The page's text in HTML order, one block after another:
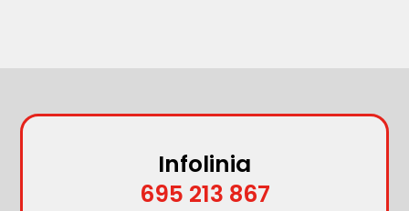
Infolinia
695 213 867